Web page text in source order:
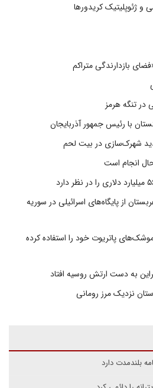
و ژئوپلیتیک کریدورها
بازدارندگی متراکم
در تنگه هرمز
با رئیس جمهور آذربایجان
شهرک‌سازی در بیت‌ لحم
انجام است
از پایگاه‌های اسرائیلی در سوریه
۸۶ درصد از موشک‌های پاتریوت خود را استفاده کرده
به دست ارتش روسیه افتاد
نزدیک مرز رومانی
بلندمدت دارد